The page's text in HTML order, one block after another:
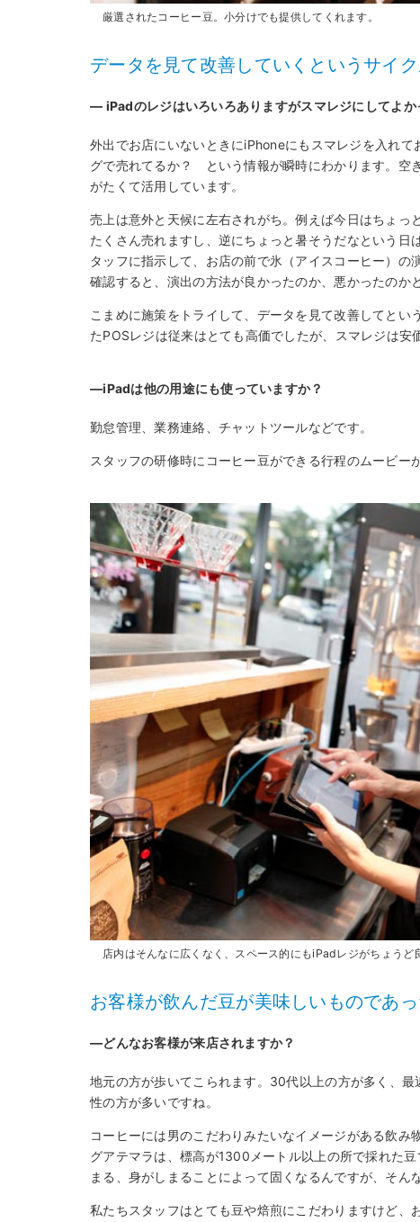
厳選されたコーヒー豆。小分けでも提供してくれます。
データを見て改善していくというサイ
― iPadのレジはいろいろありますがスマレジにしてよか
外出でお店にいないときにiPhoneにもスマレジを入れ
グで売れてるか？ という情報が瞬時にわかります。空
がたくて活用しています。
売上は意外と天候に左右されがち。例えば今日はちょ
たくさん売れますし、逆にちょっと暑そうだなという
タッフに指示して、お店の前で氷（アイスコーヒー）
確認すると、演出の方法が良かったのか、悪かったのか
こまめに施策をトライして、データを見て改善してと
たPOSレジは従来はとても高価でしたが、スマレジは安
―iPadは他の用途にも使っていますか？
勤怠管理、業務連絡、チャットツールなどです。
スタッフの研修時にコーヒー豆ができる行程のムービー
店内はそんなに広くなく、スペース的にもiPadレジがちょうど
お客様が飲んだ豆が美味しいものであ
―どんなお客様が来店されますか？
地元の方が歩いてこられます。30代以上の方が多く、
性の方が多いですね。
コーヒーには男のこだわりみたいなイメージがある飲
グアテマラは、標高が1300メートル以上の所で採れた
まる、身がしまることによって固くなるんですが、そん
私たちスタッフはとても豆や焙煎にこだわりますけど